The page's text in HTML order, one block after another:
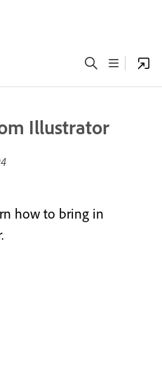
Illustrator
how to bring in